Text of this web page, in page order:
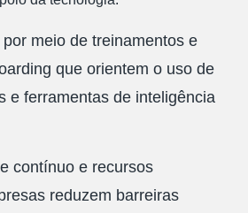
meio de treinamentos e
que orientem o uso de
e ferramentas de inteligência
contínuo e recursos
reduzem barreiras